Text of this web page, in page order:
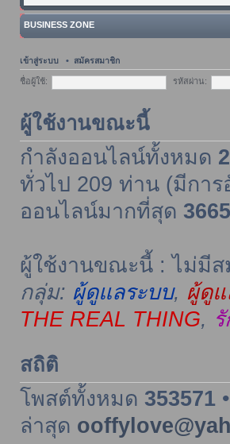
BUSINESS ZONE
เข้าสู่ระบบ • สมัครสมาชิก
ชื่อผู้ใช้: รหัสผ่าน:
ผู้ใช้งานขณะนี้
กำลังออนไลน์ทั้งหมด
ทั่วไป 209 ท่าน (มีกา
ออนไลน์มากที่สุด 3665
ผู้ใช้งานขณะนี้ : ไม่มีส
กลุ่ม: ผู้ดูแลระบบ, ผู้ดู
THE REAL THING,
สถิติ
โพสต์ทั้งหมด 353571
ล่าสุด